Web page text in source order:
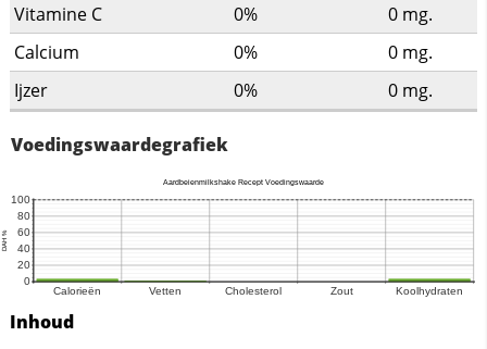
Vitamine C
0% 0 mg.
Calcium
0% 0 mg.
Ijzer
0% 0 mg.
Voedingswaardegrafiek
Inhoud